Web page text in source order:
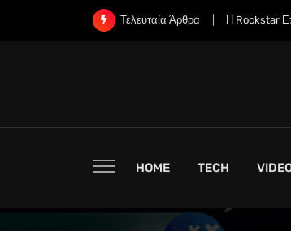
Τελευταία Άρθρα
Η Rockstar Επιβεβαιώνει το
HOME TECH